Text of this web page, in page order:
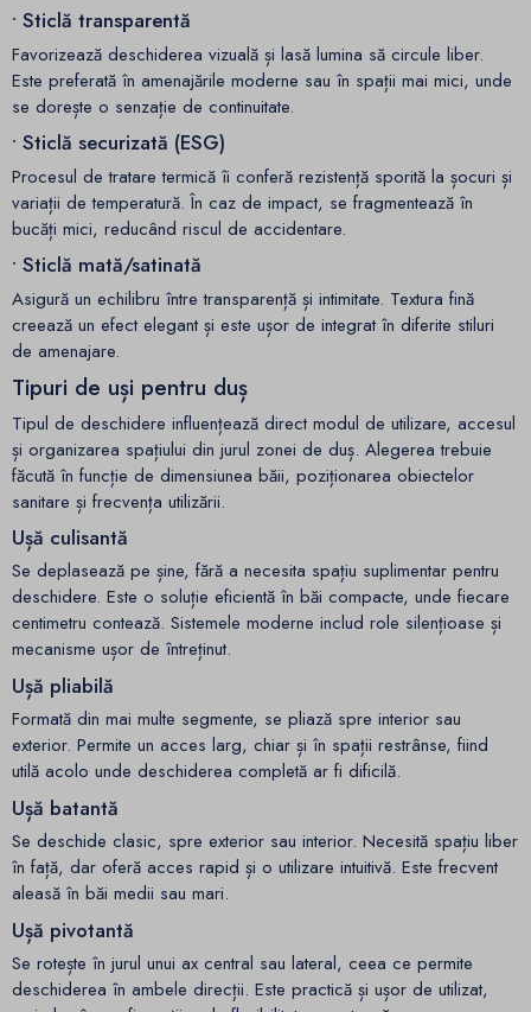
• Sticlă transparentă
Favorizează deschiderea vizuală și lasă lumina să circule liber.
Este preferată în amenajările moderne sau în spații mai mici, unde
se dorește o senzație de continuitate.
• Sticlă securizată (ESG)
Procesul de tratare termică îi conferă rezistență sporită la șocuri și
variații de temperatură. În caz de impact, se fragmentează în
bucăți mici, reducând riscul de accidentare.
• Sticlă mată/satinată
Asigură un echilibru între transparență și intimitate. Textura fină
creează un efect elegant și este ușor de integrat în diferite stiluri
de amenajare.
Tipuri de uși pentru duș
Tipul de deschidere influențează direct modul de utilizare, accesul
și organizarea spațiului din jurul zonei de duș. Alegerea trebuie
făcută în funcție de dimensiunea băii, poziționarea obiectelor
sanitare și frecvența utilizării.
Ușă culisantă
Se deplasează pe șine, fără a necesita spațiu suplimentar pentru
deschidere. Este o soluție eficientă în băi compacte, unde fiecare
centimetru contează. Sistemele moderne includ role silențioase și
mecanisme ușor de întreținut.
Ușă pliabilă
Formată din mai multe segmente, se pliază spre interior sau
exterior. Permite un acces larg, chiar și în spații restrânse, fiind
utilă acolo unde deschiderea completă ar fi dificilă.
Ușă batantă
Se deschide clasic, spre exterior sau interior. Necesită spațiu liber
în față, dar oferă acces rapid și o utilizare intuitivă. Este frecvent
aleasă în băi medii sau mari.
Ușă pivotantă
Se rotește în jurul unui ax central sau lateral, ceea ce permite
deschiderea în ambele direcții. Este practică și ușor de utilizat,